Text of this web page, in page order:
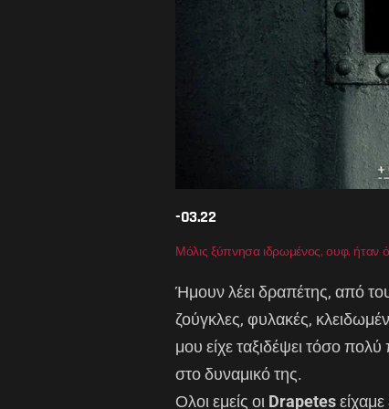
-03.22
Μόλις ξύπνησα ιδρωμένος, ουφ, ήταν
Ήμουν λέει δραπέτης, από
ζούγκλες, φυλακές,
μου είχε ταξιδέψει τόσο πολύ
στο δυναμικό της.
Ολοι εμείς οι Drapetes